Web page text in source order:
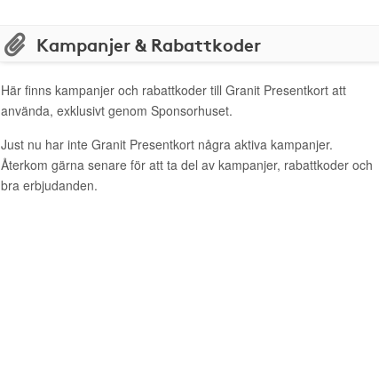
Kampanjer & Rabattkoder
Här finns kampanjer och rabattkoder till Granit Presentkort att
använda, exklusivt genom Sponsorhuset.
Just nu har inte Granit Presentkort några aktiva kampanjer.
Återkom gärna senare för att ta del av kampanjer, rabattkoder och
bra erbjudanden.